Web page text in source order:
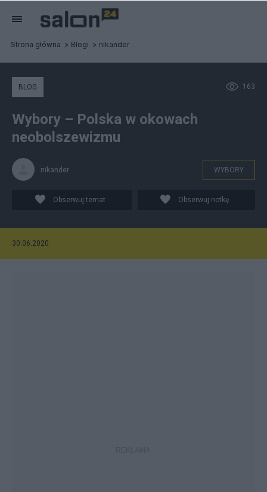
Strona główna Blogi nikander
163
BLOG
Wybory – Polska w okowach
neobolszewizmu
nikander WYBORY
Obserwuj temat Obserwuj notkę
30.06.2020